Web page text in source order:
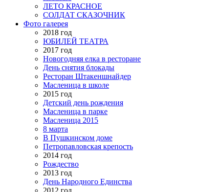
ЛЕТО КРАСНОЕ
СОЛДАТ СКАЗОЧНИК
Фото галерея
2018 год
ЮБИЛЕЙ ТЕАТРА
2017 год
Новогодняя елка в ресторане
День снятия блокады
Ресторан Штакеншнайдер
Масленица в школе
2015 год
Детский день рождения
Масленица в парке
Масленица 2015
8 марта
В Пушкинском доме
Петропавловская крепость
2014 год
Рождество
2013 год
День Народного Единства
2012 год